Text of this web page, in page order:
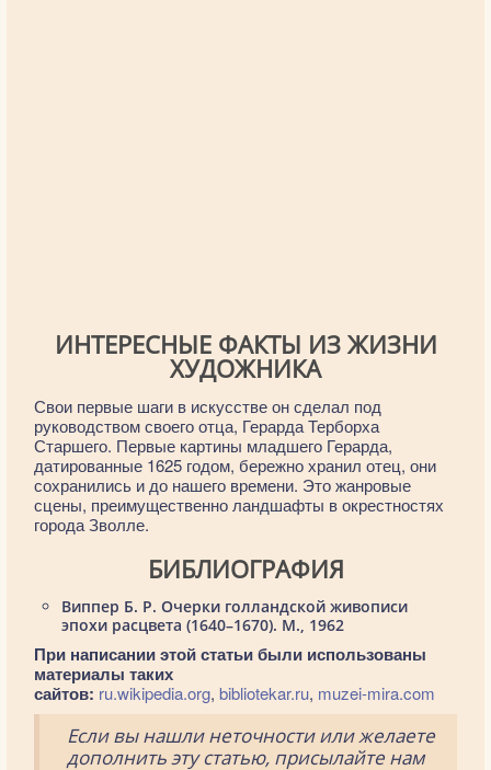
ИНТЕРЕСНЫЕ ФАКТЫ ИЗ ЖИЗНИ
ХУДОЖНИКА
Свои первые шаги в искусстве он сделал под
руководством своего отца, Герарда Терборха
Старшего. Первые картины младшего Герарда,
датированные 1625 годом, бережно хранил отец, они
сохранились и до нашего времени. Это жанровые
сцены, преимущественно ландшафты в окрестностях
города Зволле.
БИБЛИОГРАФИЯ
Виппер Б. Р. Очерки голландской живописи
эпохи расцвета (1640–1670). М., 1962
При написании этой статьи были использованы
материалы таких
сайтов: ru.wikipedia.org, bibliotekar.ru, muzei-mira.com
Если вы нашли неточности или желаете
дополнить эту статью, присылайте нам